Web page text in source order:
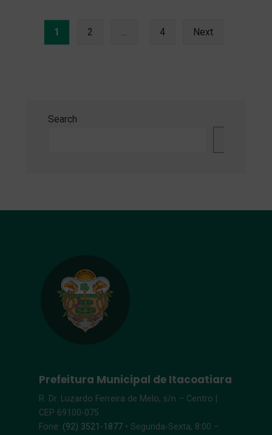
1 2 … 4 Next
Search
Prefeitura Municipal de Itacoatiara
R. Dr. Luzardo Ferreira de Melo, s/n – Centro |
CEP 69100-075
Fone: (92) 3521-1877 • Segunda-Sexta, 8:00 –